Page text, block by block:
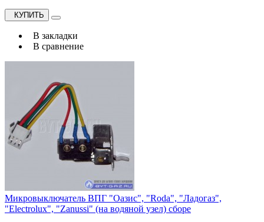
КУПИТЬ
В закладки
В сравнение
Микровыключатель ВПГ "Оазис", "Roda", "Ладогаз",
"Electrolux", "Zanussi" (на водяной узел) сборе